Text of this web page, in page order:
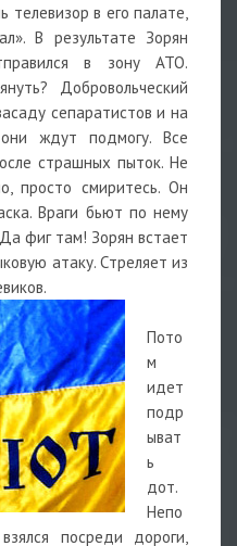
телевизор в его палате,
В результате Зорян
в зону АТО.
Добровольческий
сепаратистов и на
ждут подмогу. Все
страшных пыток. Не
просто смиритесь. Он
Враги бьют по нему
фиг там! Зорян встает
атаку. Стреляет из
Пото
м
идет
подр
ыват
ь
дот.
Непо
посреди дороги,